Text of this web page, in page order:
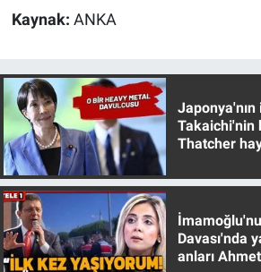
Kaynak: ANKA
Japonya'nın
Takaichi'nin
Thatcher
Davası'nda
anları
Nedir
Popüler
Programlar
Sağlık
Spor